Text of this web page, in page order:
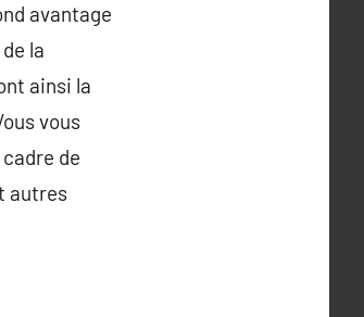
avantage
la
ainsi la
vous
de
autres